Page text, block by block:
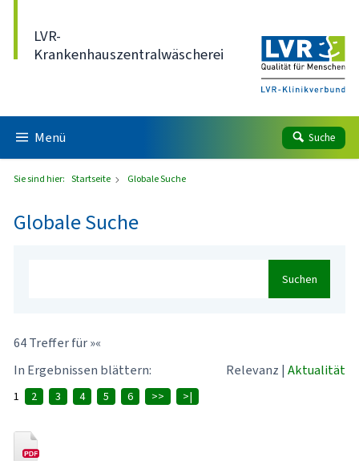
LVR-
Krankenhauszentralwäscherei
Menü Suche
Sie sind hier: Startseite Globale Suche
Globale Suche
Suchen
64 Treffer für »«
In Ergebnissen blättern:
Relevanz | Aktualität
1 2 3 4 5 6 >> >|